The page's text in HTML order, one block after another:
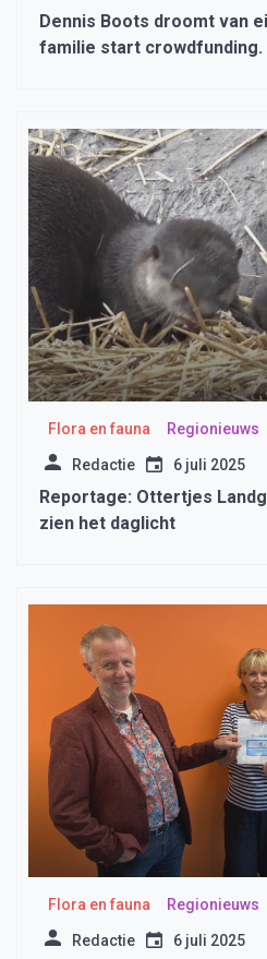
Dennis Boots droomt van
familie start crowdfunding.
Flora en fauna Regionieuws
Redactie 6 juli 2025
Reportage: Ottertjes
zien het daglicht
Flora en fauna Regionieuws
Redactie 6 juli 2025